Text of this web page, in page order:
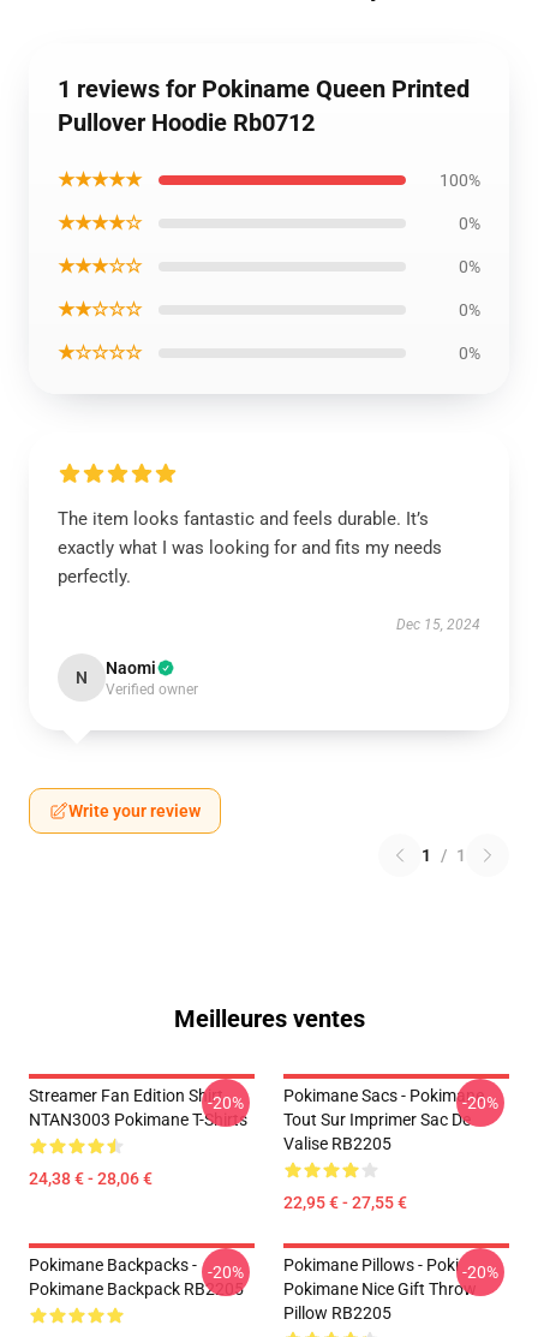
1 reviews for Pokiname Queen Printed
Pullover Hoodie Rb0712
★★★★★ 100%
★★★★☆ 0%
★★★☆☆ 0%
★★☆☆☆ 0%
★☆☆☆☆ 0%
The item looks fantastic and feels durable. It’s
exactly what I was looking for and fits my needs
perfectly.
Dec 15, 2024
N Naomi
Verified owner
Write your review
1 / 1
Meilleures ventes
Streamer Fan Edition Shirt
NTAN3003 Pokimane T-Shirts
24,38 € - 28,06 €
-20%
Pokimane Sacs - Pokimane
Tout Sur Imprimer Sac De
Valise RB2205
22,95 € - 27,55 €
-20%
Pokimane Backpacks -
Pokimane Backpack RB2205
-20%
Pokimane Pillows - Poki
Pokimane Nice Gift Throw
Pillow RB2205
-20%